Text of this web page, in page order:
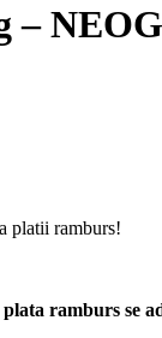
–
platii ramburs!
ramburs se